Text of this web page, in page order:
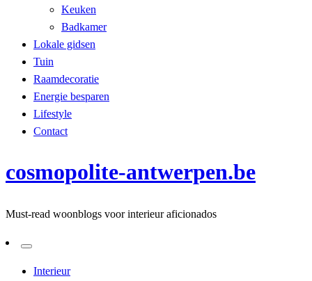
Keuken
Badkamer
Lokale gidsen
Tuin
Raamdecoratie
Energie besparen
Lifestyle
Contact
cosmopolite-antwerpen.be
Must-read woonblogs voor interieur aficionados
Interieur